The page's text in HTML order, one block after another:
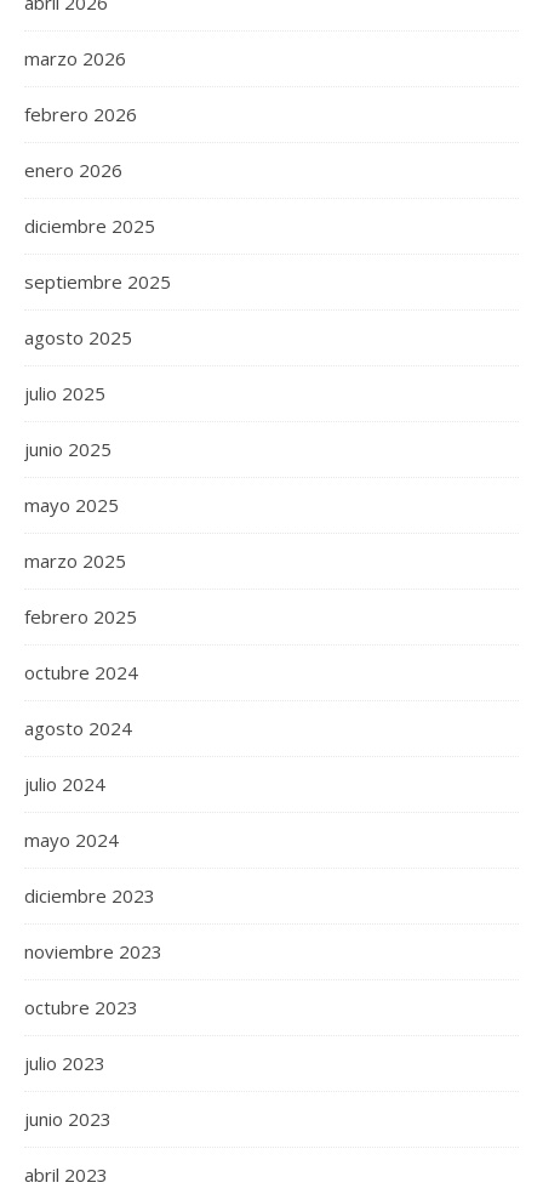
marzo 2026
febrero 2026
enero 2026
diciembre 2025
septiembre 2025
agosto 2025
julio 2025
junio 2025
mayo 2025
marzo 2025
febrero 2025
octubre 2024
agosto 2024
julio 2024
mayo 2024
diciembre 2023
noviembre 2023
octubre 2023
julio 2023
junio 2023
abril 2023